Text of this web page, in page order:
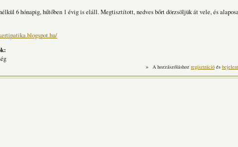
6 hónapig, hűtőben 1 évig is eláll. Megtisztított, nedves bőrt dörzsöljük át vele, és
» A hozzászóláshoz regisztrációés